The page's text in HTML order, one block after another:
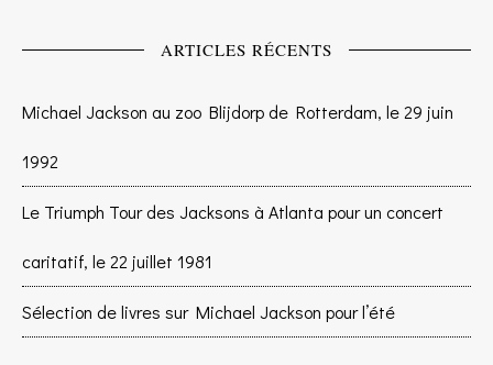
ARTICLES RÉCENTS
Michael Jackson au zoo Blijdorp de Rotterdam, le 29 juin
1992
Le Triumph Tour des Jacksons à Atlanta pour un concert
caritatif, le 22 juillet 1981
Sélection de livres sur Michael Jackson pour l’été